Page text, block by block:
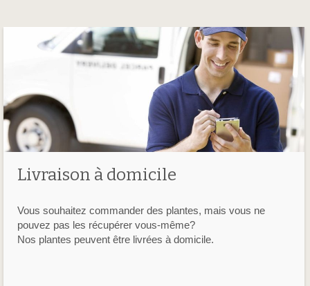
Livraison à domicile
Vous souhaitez commander des plantes, mais vous ne
pouvez pas les récupérer vous-même?
Nos plantes peuvent être livrées à domicile.